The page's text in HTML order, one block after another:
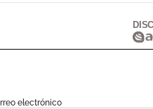
electrónico